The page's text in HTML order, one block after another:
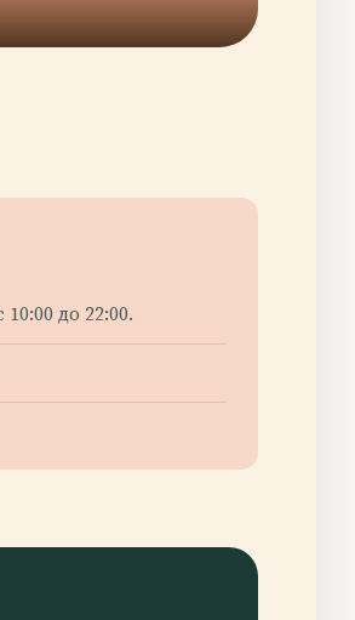
до 22:00.